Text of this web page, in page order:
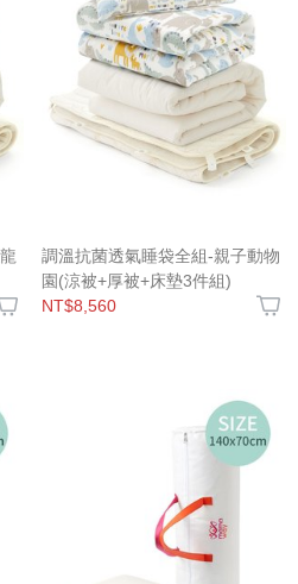
調溫抗菌透氣睡袋全組-親子動物
園(涼被+厚被+床墊3件組)
NT$8,560